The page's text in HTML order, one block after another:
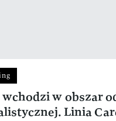
w obszar
Linia